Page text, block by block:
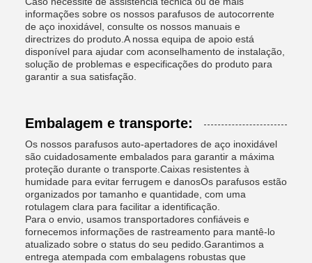
informações sobre os nossos parafusos de autocorrente
de aço inoxidável, consulte os nossos manuais e
directrizes do produto.A nossa equipa de apoio está
disponível para ajudar com aconselhamento de instalação,
solução de problemas e especificações do produto para
garantir a sua satisfação.
Embalagem e transporte:
Os nossos parafusos auto-apertadores de aço inoxidável
são cuidadosamente embalados para garantir a máxima
proteção durante o transporte.Caixas resistentes à
humidade para evitar ferrugem e danosOs parafusos estão
organizados por tamanho e quantidade, com uma
rotulagem clara para facilitar a identificação.
Para o envio, usamos transportadores confiáveis e
fornecemos informações de rastreamento para mantê-lo
atualizado sobre o status do seu pedido.Garantimos a
entrega atempada com embalagens robustas que